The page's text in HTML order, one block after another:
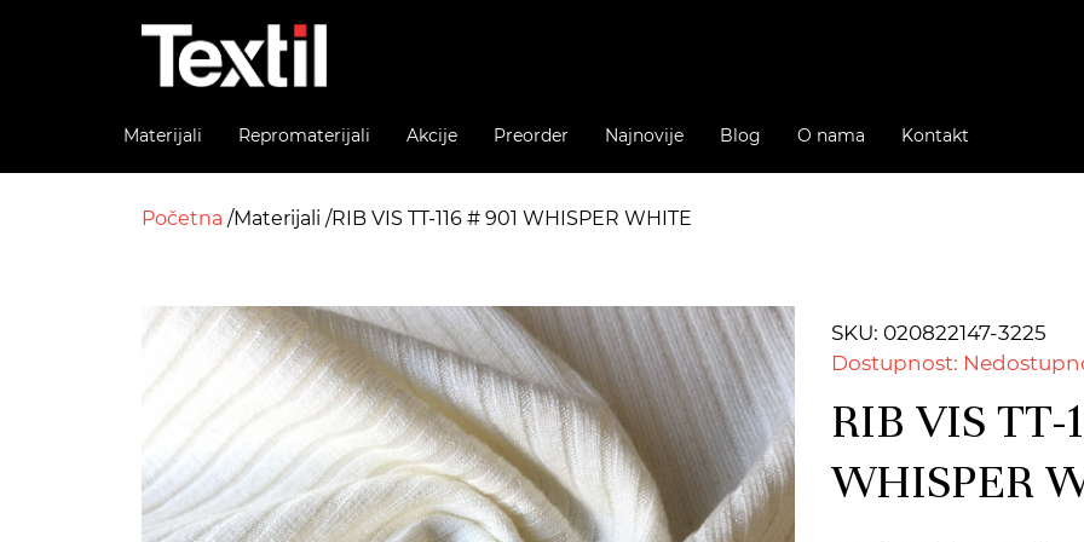
Materijali Repromaterijali Akcije Preorder Najnovije Blog O nama Kontakt
Početna Materijali RIB VIS TT-116 # 901 WHISPER WHITE
SKU: 020822147-3225
Dostupnost:
RIB VIS TT-
WHISPER